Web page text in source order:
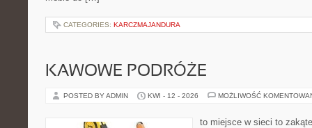
CATEGORIES: KARCZMAJANDURA
KAWOWE PODRÓŻE
POSTED BY ADMIN KWI - 12 - 2026 MOŻLIWOŚĆ
to miejsce w sieci to